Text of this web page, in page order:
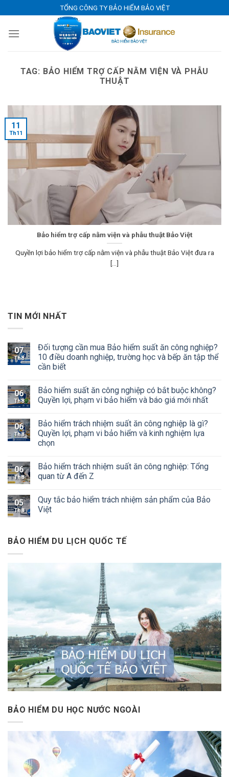
to
content
TỔNG CÔNG TY BẢO HIỂM BẢO VIỆT
TAG: BẢO HIỂM TRỢ CẤP NẰM VIỆN VÀ PHẪU
THUẬT
Bảo hiểm trợ cấp nằm viện và phẫu thuật Bảo Việt
Quyền lợi bảo hiểm trợ cấp nằm viện và phẫu thuật Bảo Việt đưa ra
[...]
11
Th11
TIN MỚI NHẤT
07
Th8
Đối tượng cần mua Bảo hiểm suất ăn công nghiệp?
10 điều doanh nghiệp, trường học và bếp ăn tập thể
cần biết
06
Th8
Bảo hiểm suất ăn công nghiệp có bắt buộc không?
Quyền lợi, phạm vi bảo hiểm và báo giá mới nhất
06
Th8
Bảo hiểm trách nhiệm suất ăn công nghiệp là gì?
Quyền lợi, phạm vi bảo hiểm và kinh nghiệm lựa
chọn
06
Th8
Bảo hiểm trách nhiệm suất ăn công nghiệp: Tổng
quan từ A đến Z
05
Th8
Quy tắc bảo hiểm trách nhiệm sản phẩm của Bảo
Việt
BẢO HIỂM DU LỊCH QUỐC TẾ
BẢO HIỂM DU HỌC NƯỚC NGOÀI